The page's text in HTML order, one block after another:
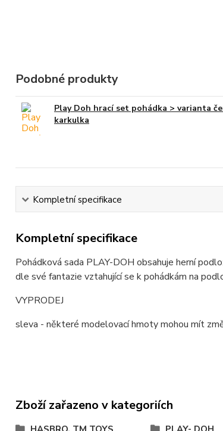
Podobné produkty
Play Doh hrací set pohádka > varianta
karkulka
Kompletní specifikace
Kompletní specifikace
Pohádková sada PLAY-DOH obsahuje herní
dle své fantazie vztahující se k pohádkám na
VYPRODEJ
sleva - některé modelovací hmoty mohou mít
Zboží zařazeno v kategoriích